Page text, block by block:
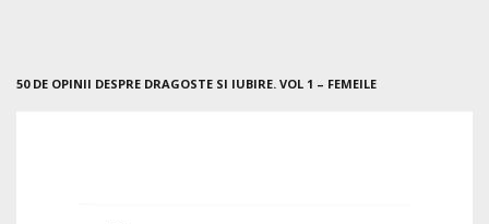
50 DE OPINII DESPRE DRAGOSTE SI IUBIRE. VOL 1 – FEMEILE